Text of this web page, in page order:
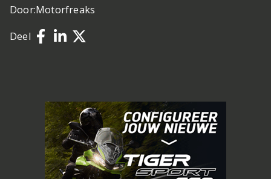
Door:Motorfreaks
Deel